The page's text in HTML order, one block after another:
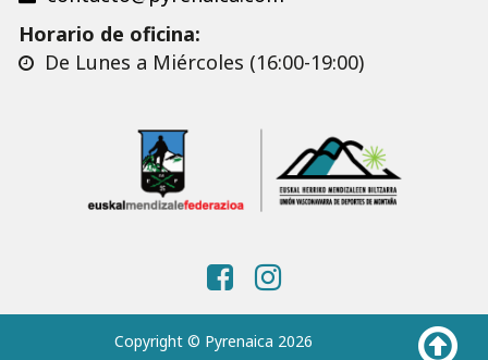
Horario de oficina:
De Lunes a Miércoles (16:00-19:00)
Copyright © Pyrenaica 2026